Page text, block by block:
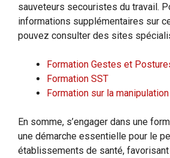
sauveteurs secouristes du travail.
informations supplémentaires sur
pouvez consulter des sites
Formation Gestes et
Formation SST
Formation sur la
En somme, s’engager dans une
une démarche essentielle pour le
établissements de santé,